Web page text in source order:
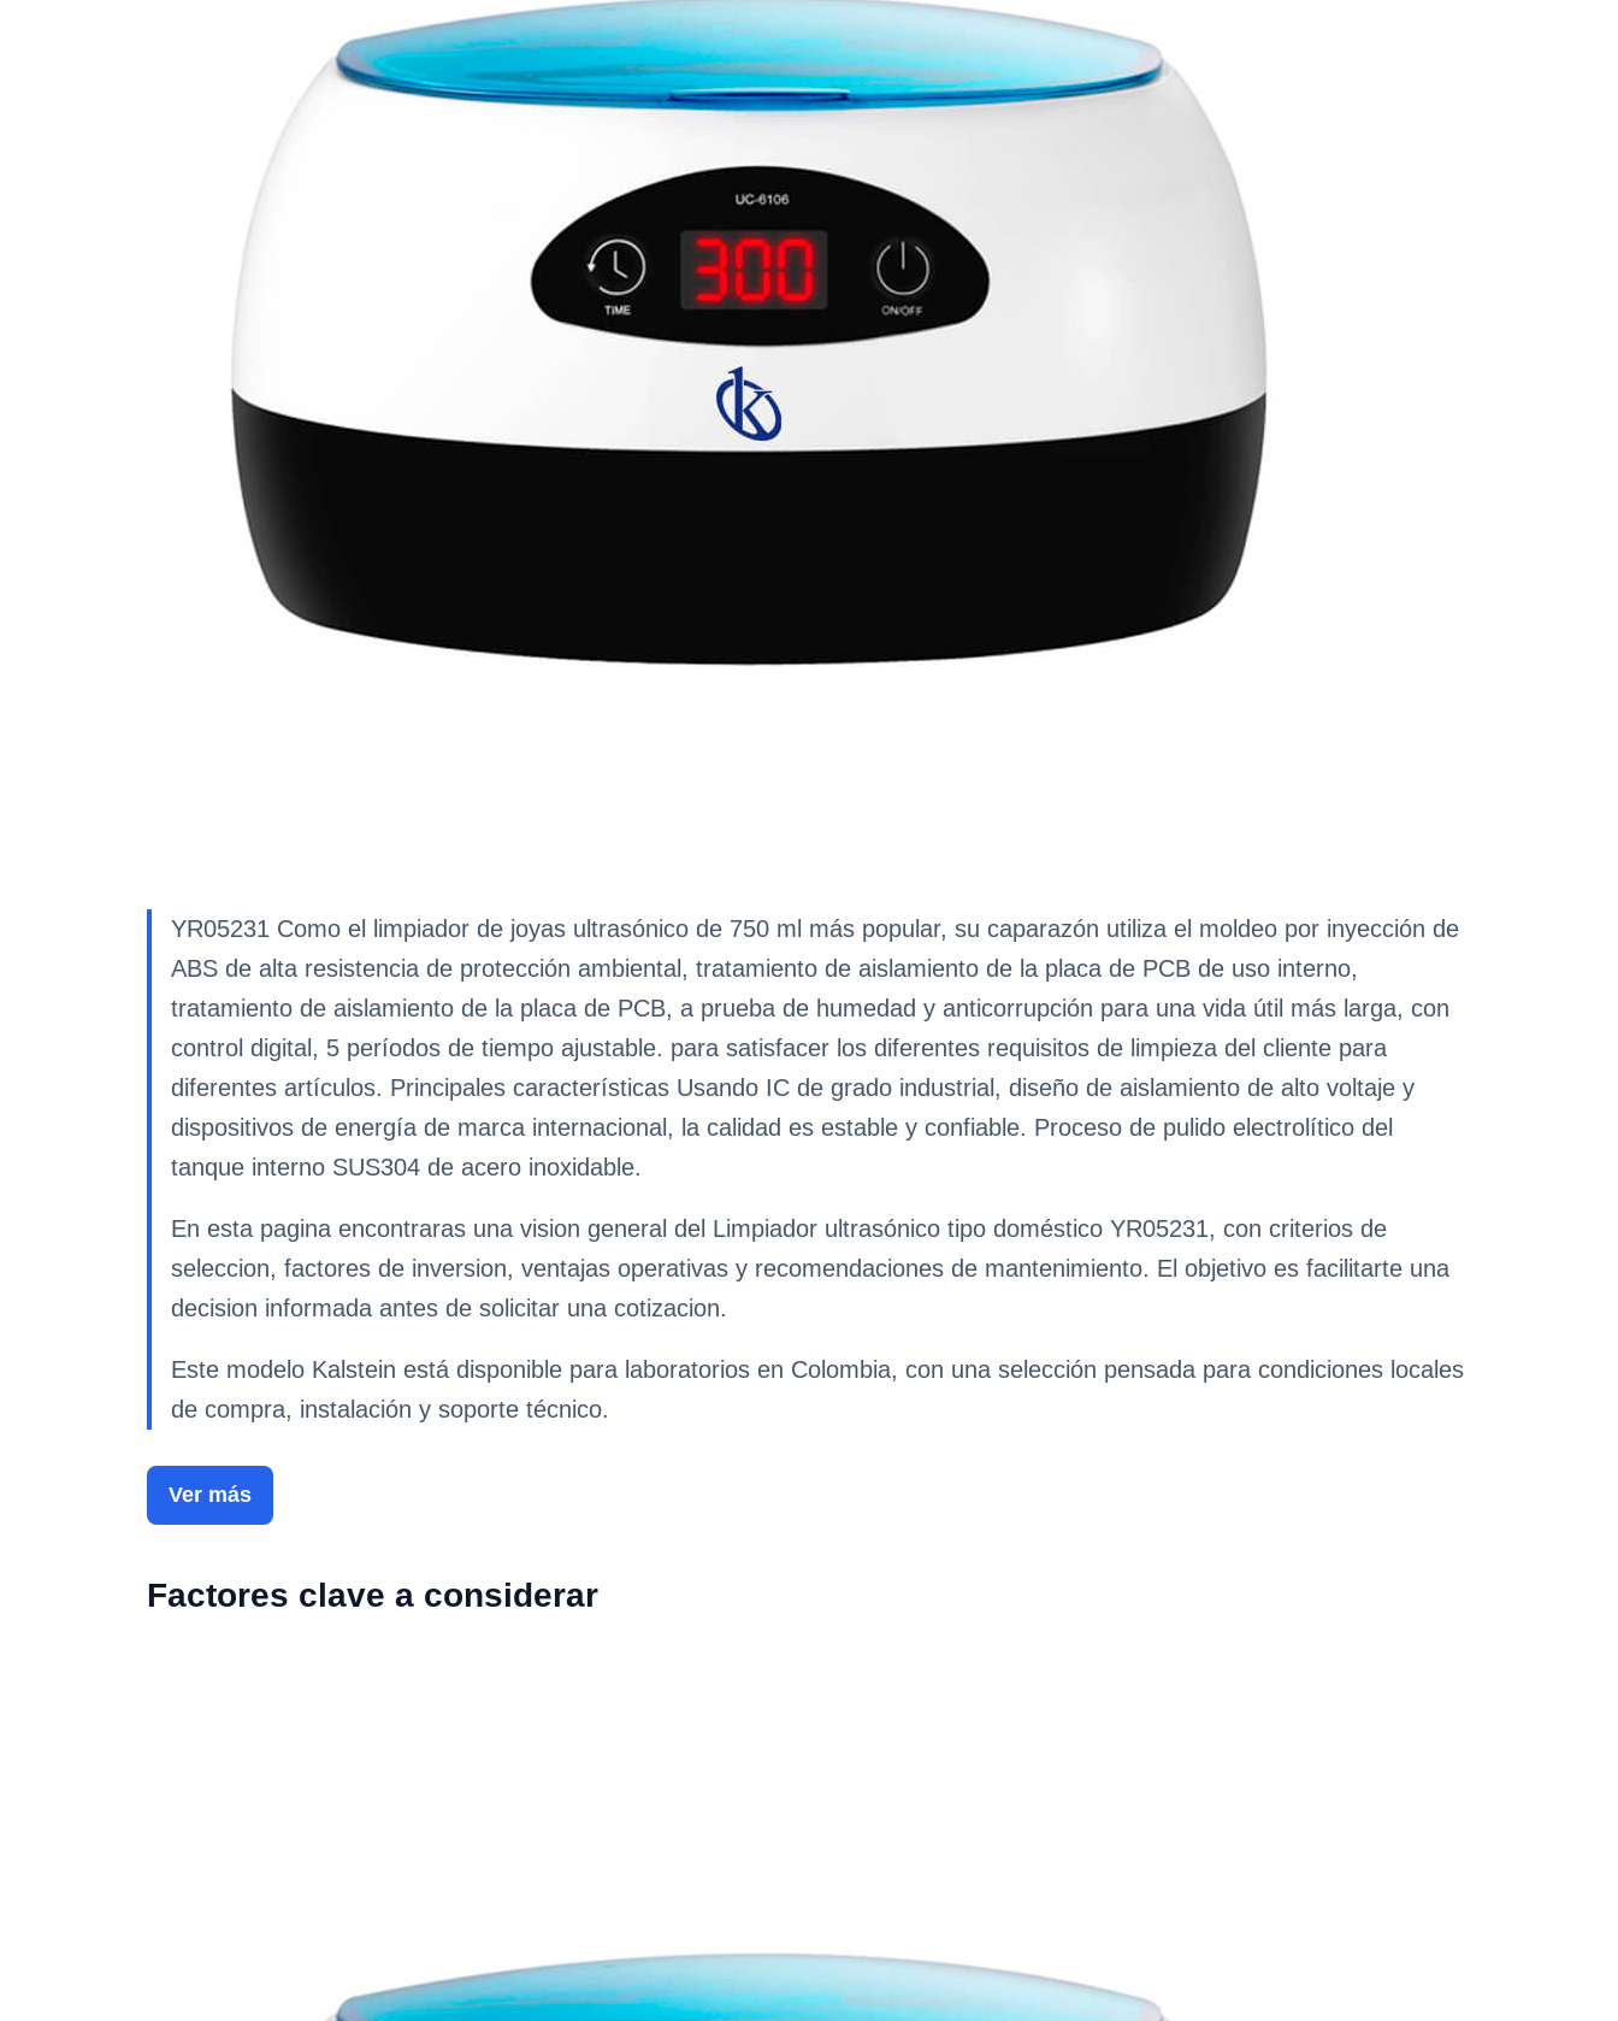
YR05231 Como el limpiador de joyas ultrasónico de 750 ml más popular, su caparazón utiliza el moldeo por inyección de
ABS de alta resistencia de protección ambiental, tratamiento de aislamiento de la placa de PCB de uso interno,
tratamiento de aislamiento de la placa de PCB, a prueba de humedad y anticorrupción para una vida útil más larga, con
control digital, 5 períodos de tiempo ajustable. para satisfacer los diferentes requisitos de limpieza del cliente para
diferentes artículos. Principales características Usando IC de grado industrial, diseño de aislamiento de alto voltaje y
dispositivos de energía de marca internacional, la calidad es estable y confiable. Proceso de pulido electrolítico del
tanque interno SUS304 de acero inoxidable.
En esta pagina encontraras una vision general del Limpiador ultrasónico tipo doméstico YR05231, con criterios de
seleccion, factores de inversion, ventajas operativas y recomendaciones de mantenimiento. El objetivo es facilitarte una
decision informada antes de solicitar una cotizacion.
Este modelo Kalstein está disponible para laboratorios en Colombia, con una selección pensada para condiciones locales
de compra, instalación y soporte técnico.
Ver más
Factores clave a considerar